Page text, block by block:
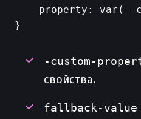
property: var(--
}
-custom-
свойства.
fallback-value